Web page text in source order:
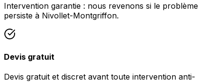
Intervention garantie : nous revenons si le problème
persiste à Nivollet-Montgriffon.
Devis gratuit
Devis gratuit et discret avant toute intervention anti-